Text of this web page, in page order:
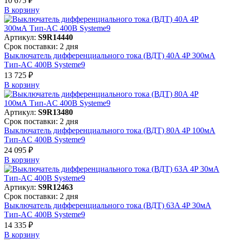
В корзинy
Артикул: S9R14440
Срок поставки: 2 дня
Выключатель дифференциального тока (ВДТ) 40A 4P 300мА
Тип-AC 400В Systeme9
13 725 ₽
В корзинy
Артикул: S9R13480
Срок поставки: 2 дня
Выключатель дифференциального тока (ВДТ) 80A 4P 100мА
Тип-AC 400В Systeme9
24 095 ₽
В корзинy
Артикул: S9R12463
Срок поставки: 2 дня
Выключатель дифференциального тока (ВДТ) 63A 4P 30мА
Тип-AC 400В Systeme9
14 335 ₽
В корзинy